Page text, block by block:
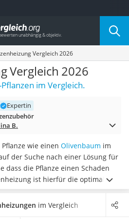
Kategorie
Vergleich 2026
Vergleich 2026
im Vergleich.
Expertin
B.
wie einen Olivenbaum
der Suche nach einer Lösung für
dass die Pflanze einen Schaden
ist hierfür die optimale
um die Pflanze
immer die optimale
im Vergleich